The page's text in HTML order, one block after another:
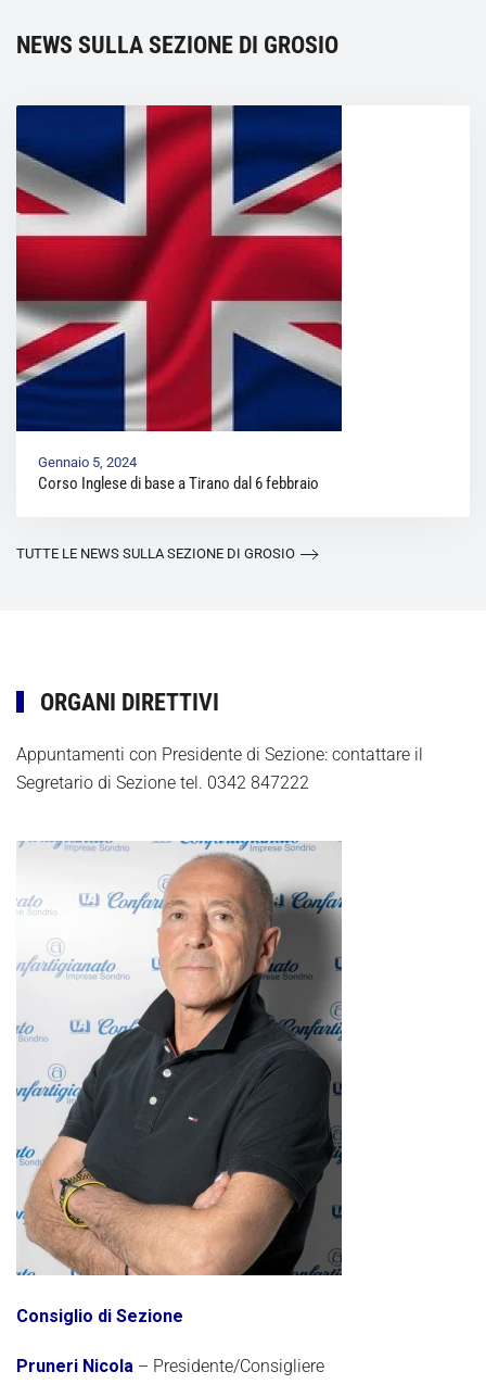
NEWS SULLA SEZIONE DI GROSIO
Gennaio 5, 2024
Corso Inglese di base a Tirano dal 6 febbraio
TUTTE LE NEWS SULLA SEZIONE DI GROSIO
ORGANI DIRETTIVI
Appuntamenti con Presidente di Sezione: contattare il
Segretario di Sezione tel. 0342 847222
Consiglio di Sezione
Pruneri Nicola – Presidente/Consigliere